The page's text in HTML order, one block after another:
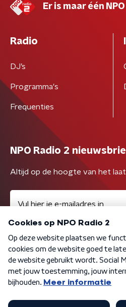
Er is maar één
Radio
DJ’s
Programma's
Frequenties
NPO Radio 2
Altijd op de hoogte van het
Algemene voorwaarden